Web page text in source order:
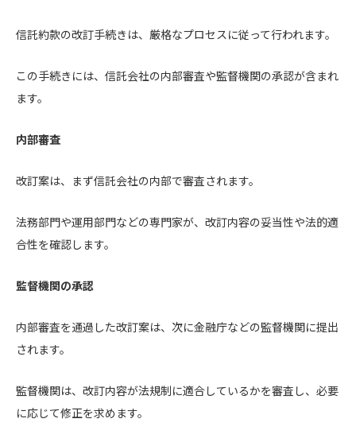
信託約款の改訂手続きは、厳格なプロセスに従って行われます。
この手続きには、信託会社の内部審査や監督機関の承認が含まれ
ます。
内部審査
改訂案は、まず信託会社の内部で審査されます。
法務部門や運用部門などの専門家が、改訂内容の妥当性や法的適
合性を確認します。
監督機関の承認
内部審査を通過した改訂案は、次に金融庁などの監督機関に提出
されます。
監督機関は、改訂内容が法規制に適合しているかを審査し、必要
に応じて修正を求めます。